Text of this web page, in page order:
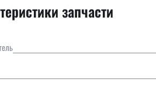
запчасти